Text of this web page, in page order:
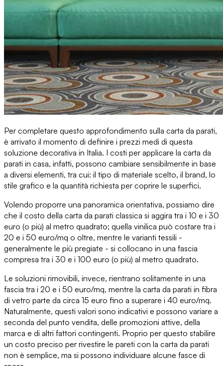
Per completare questo approfondimento sulla carta da parati,
è arrivato il momento di definire i prezzi medi di questa
soluzione decorativa in Italia. I costi per applicare la carta da
parati in casa, infatti, possono cambiare sensibilmente in base
a diversi elementi, tra cui: il tipo di materiale scelto, il brand, lo
stile grafico e la quantità richiesta per coprire le superfici.
Volendo proporre una panoramica orientativa, possiamo dire
che il costo della carta da parati classica si aggira tra i 10 e i 30
euro (o più) al metro quadrato; quella vinilica può costare tra i
20 e i 50 euro/mq o oltre, mentre le varianti tessili -
generalmente le più pregiate - si collocano in una fascia
compresa tra i 30 e i 100 euro (o più) al metro quadrato.
Le soluzioni rimovibili, invece, rientrano solitamente in una
fascia tra i 20 e i 50 euro/mq, mentre la carta da parati in fibra
di vetro parte da circa 15 euro fino a superare i 40 euro/mq.
Naturalmente, questi valori sono indicativi e possono variare a
seconda del punto vendita, delle promozioni attive, della
marca e di altri fattori contingenti. Proprio per questo stabilire
un costo preciso per rivestire le pareti con la carta da parati
non è semplice, ma si possono individuare alcune fasce di